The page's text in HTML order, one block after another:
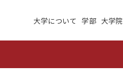
大学について 学部 大学院
高度ICT演習